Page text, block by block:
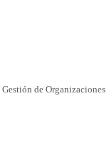
de Organizaciones